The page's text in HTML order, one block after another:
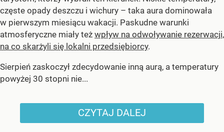
częste opady deszczu i wichury – taka aura dominowała
w pierwszym miesiącu wakacji. Paskudne warunki
atmosferyczne miały też wpływ na odwoływanie rezerwacji,
na co skarżyli się lokalni przedsiębiorcy.
Sierpień zaskoczył zdecydowanie inną aurą, a temperatury
powyżej 30 stopni nie...
CZYTAJ DALEJ